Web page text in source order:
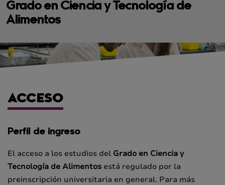
Grado en Ciencia y Tecnología de
Alimentos
ACCESO
Perfil de ingreso
El acceso a los estudios del Grado en Ciencia y
Tecnología de Alimentos está regulado por la
preinscripción universitaria en general. Para más